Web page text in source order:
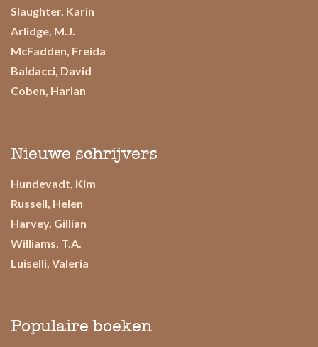
Slaughter, Karin
Arlidge, M.J.
McFadden, Freida
Baldacci, David
Coben, Harlan
Nieuwe schrijvers
Hundevadt, Kim
Russell, Helen
Harvey, Gillian
Williams, T.A.
Luiselli, Valeria
Populaire boeken